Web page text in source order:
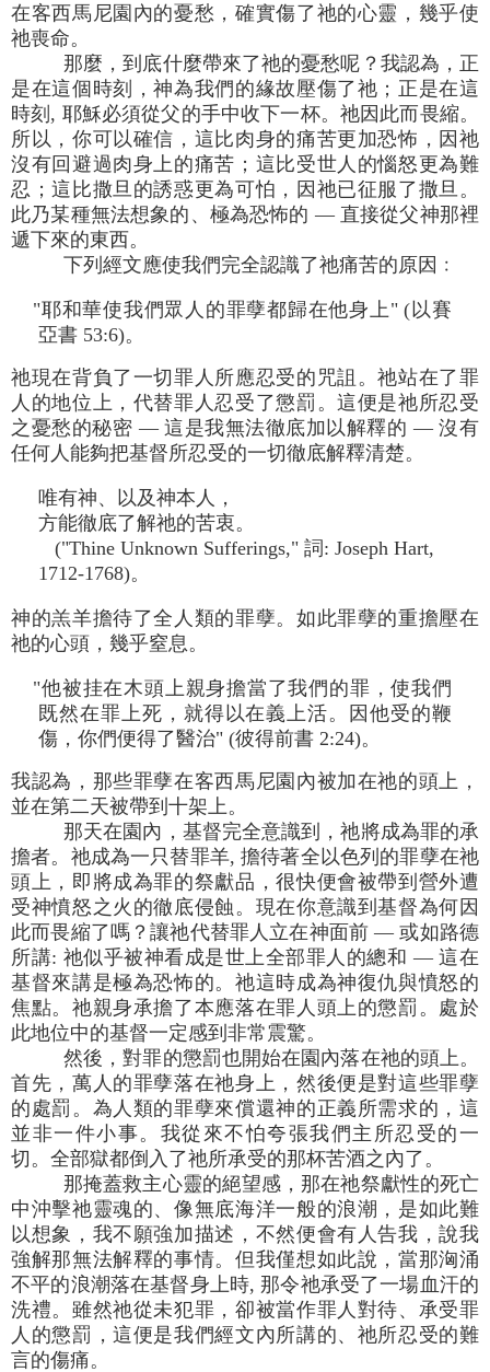
在客西馬尼園內的憂愁，確實傷了祂的心靈，幾乎使
祂喪命。
那麼，到底什麼帶來了祂的憂愁呢？我認為，正
是在這個時刻，神為我們的緣故壓傷了祂；正是在這
時刻, 耶穌必須從父的手中收下一杯。祂因此而畏縮。
所以，你可以確信，這比肉身的痛苦更加恐怖，因祂
沒有回避過肉身上的痛苦；這比受世人的惱怒更為難
忍；這比撒旦的誘惑更為可怕，因祂已征服了撒旦。
此乃某種無法想象的、極為恐怖的 — 直接從父神那裡
遞下來的東西。
下列經文應使我們完全認識了祂痛苦的原因﹕
"耶和華使我們眾人的罪孽都歸在他身上" (以賽
亞書 53:6)。
祂現在背負了一切罪人所應忍受的咒詛。祂站在了罪
人的地位上，代替罪人忍受了懲罰。這便是祂所忍受
之憂愁的秘密 — 這是我無法徹底加以解釋的 — 沒有
任何人能夠把基督所忍受的一切徹底解釋清楚。
唯有神、以及神本人，
方能徹底了解祂的苦衷。
("Thine Unknown Sufferings," 詞: Joseph Hart,
1712-1768)。
神的羔羊擔待了全人類的罪孽。如此罪孽的重擔壓在
祂的心頭，幾乎窒息。
"他被挂在木頭上親身擔當了我們的罪，使我們
既然在罪上死，就得以在義上活。因他受的鞭
傷，你們便得了醫治" (彼得前書 2:24)。
我認為，那些罪孽在客西馬尼園內被加在祂的頭上，
並在第二天被帶到十架上。
那天在園內，基督完全意識到，祂將成為罪的承
擔者。祂成為一只替罪羊, 擔待著全以色列的罪孽在祂
頭上，即將成為罪的祭獻品，很快便會被帶到營外遭
受神憤怒之火的徹底侵蝕。現在你意識到基督為何因
此而畏縮了嗎？讓祂代替罪人立在神面前 — 或如路德
所講: 祂似乎被神看成是世上全部罪人的總和 — 這在
基督來講是極為恐怖的。祂這時成為神復仇與憤怒的
焦點。祂親身承擔了本應落在罪人頭上的懲罰。處於
此地位中的基督一定感到非常震驚。
然後，對罪的懲罰也開始在園內落在祂的頭上。
首先，萬人的罪孽落在祂身上，然後便是對這些罪孽
的處罰。為人類的罪孽來償還神的正義所需求的，這
並非一件小事。我從來不怕夸張我們主所忍受的一
切。全部獄都倒入了祂所承受的那杯苦酒之內了。
那掩蓋救主心靈的絕望感，那在祂祭獻性的死亡
中沖擊祂靈魂的、像無底海洋一般的浪潮，是如此難
以想象，我不願強加描述，不然便會有人告我，說我
強解那無法解釋的事情。但我僅想如此說，當那洶涌
不平的浪潮落在基督身上時, 那令祂承受了一場血汗的
洗禮。雖然祂從未犯罪，卻被當作罪人對待、承受罪
人的懲罰，這便是我們經文內所講的、祂所忍受的難
言的傷痛。